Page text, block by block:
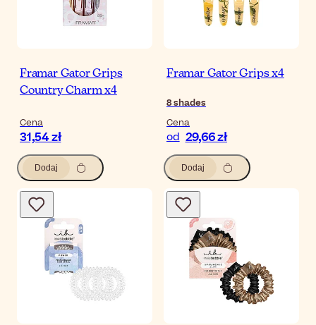
Framar Gator Grips
Country Charm x4
Cena
31,54 zł
Dodaj
Framar Gator Grips x4
8shades
Cena
od 29,66 zł
Dodaj